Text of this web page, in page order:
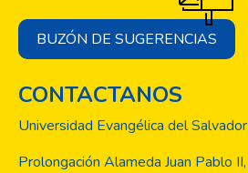
BUZÓN DE SUGERENCIAS
CONTACTANOS
Universidad Evangélica del Salvador
Prolongación Alameda Juan Pablo II,